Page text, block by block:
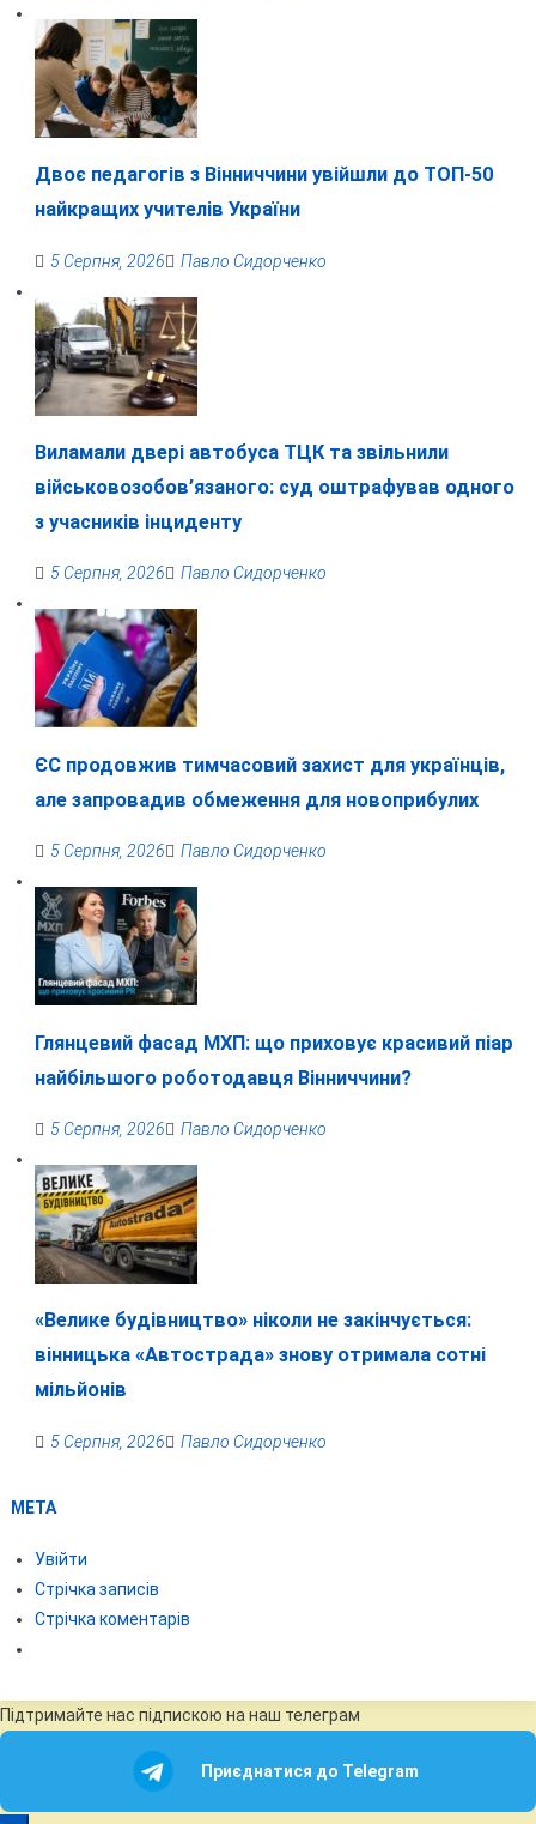
Двоє педагогів з Вінниччини увійшли до ТОП-50
найкращих учителів України
5 Серпня, 2026 Павло Сидорченко
Виламали двері автобуса ТЦК та звільнили
військовозобов’язаного: суд оштрафував одного
з учасників інциденту
5 Серпня, 2026 Павло Сидорченко
ЄС продовжив тимчасовий захист для українців,
але запровадив обмеження для новоприбулих
5 Серпня, 2026 Павло Сидорченко
Глянцевий фасад МХП: що приховує красивий піар
найбільшого роботодавця Вінниччини?
5 Серпня, 2026 Павло Сидорченко
«Велике будівництво» ніколи не закінчується:
вінницька «Автострада» знову отримала сотні
мільйонів
5 Серпня, 2026 Павло Сидорченко
МЕТА
Увійти
Стрічка записів
Стрічка коментарів
Підтримайте нас підпискою на наш телеграм
Приєднатися до Telegram